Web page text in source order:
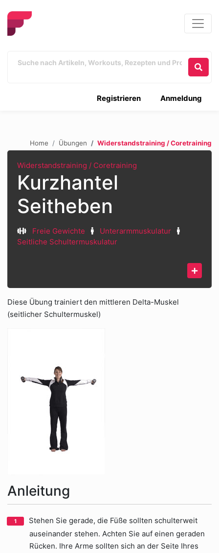
Anmeldung
Registrieren
Home Übungen Widerstandstraining / Coretraining
Widerstandstraining / Coretraining
Kurzhantel
Seitheben
Freie Gewichte
Unterarmmuskulatur
Seitliche Schultermuskulatur
Diese Übung trainiert den mittleren Delta-Muskel
(seitlicher Schultermuskel)
Anleitung
Stehen Sie gerade, die Füße sollten schulterweit
auseinander stehen. Achten Sie auf einen geraden
Rücken. Ihre Arme sollten sich an der Seite Ihres